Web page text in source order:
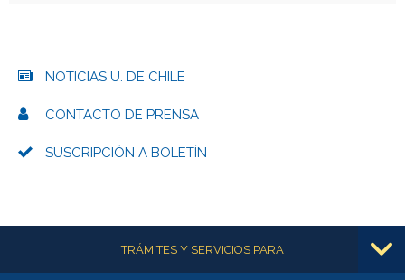
NOTICIAS U. DE CHILE
CONTACTO DE PRENSA
SUSCRIPCIÓN A BOLETÍN
Más informaciónTRÁMITES Y SERVICIOS PARA